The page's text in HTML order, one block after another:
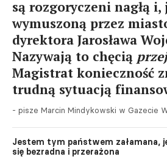
są rozgoryczeni nagłą
wymuszoną przez
dyrektora Jarosława
Nazywają to chęcią
Magistrat konieczność
trudną sytuacją
- pisze Marcin Mindykowski w Gazecie
Jestem tym państwem załamana,
się bezradna i przerażona